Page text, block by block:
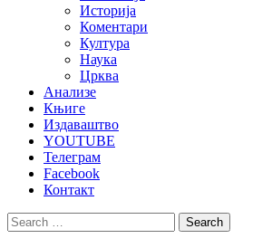
Историја
Коментари
Култура
Наука
Црква
Анализе
Књиге
Издаваштво
YOUTUBE
Телеграм
Facebook
Контакт
Search
for: